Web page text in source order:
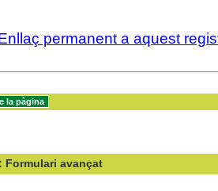
permanent a aquest
Formulari avançat